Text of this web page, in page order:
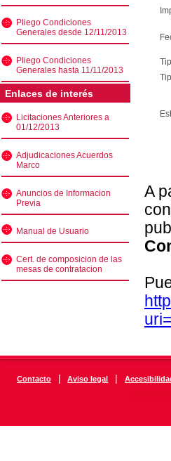
Pliego Condiciones
Generales desde 12/11/2013
Pliego Condiciones
Generales hasta 11/11/2013
Enlaces de interés
Licitaciones Anteriores a
01/12/2013
Adjudicaciones Acuerdos
Marco
Anuncios de Informacion
Previa
Manual de Usuario
Cert. de composicion de las
mesas de contratacion
A
Contacto | Aviso legal |